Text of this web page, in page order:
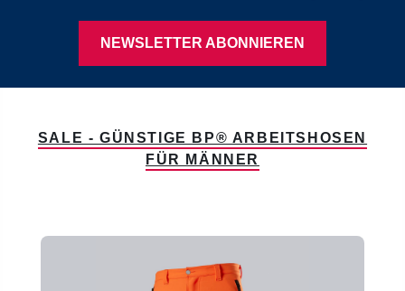
NEWSLETTER ABONNIEREN
SALE - GÜNSTIGE BP® ARBEITSHOSEN
FÜR MÄNNER